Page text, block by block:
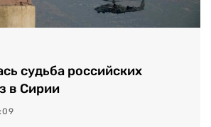
судьба российских
в Сирии